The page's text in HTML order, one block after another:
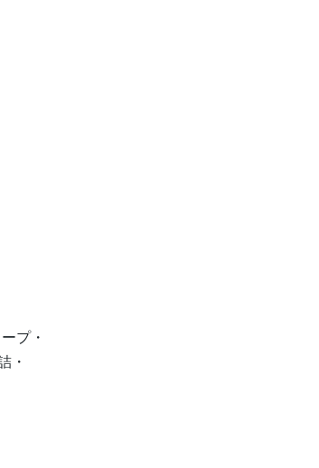
プ・
・